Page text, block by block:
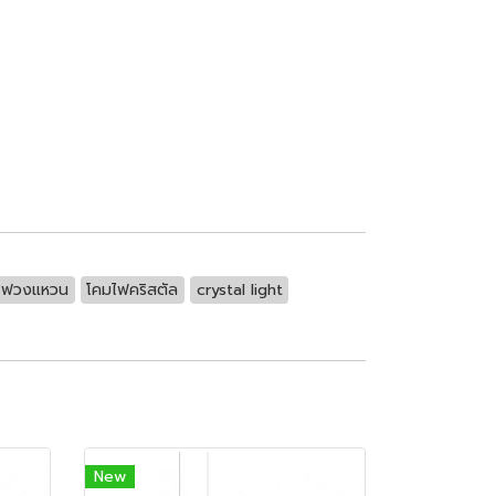
ฟวงแหวน โคมไฟคริสตัล crystal light
New